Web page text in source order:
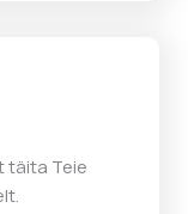
täita Teie